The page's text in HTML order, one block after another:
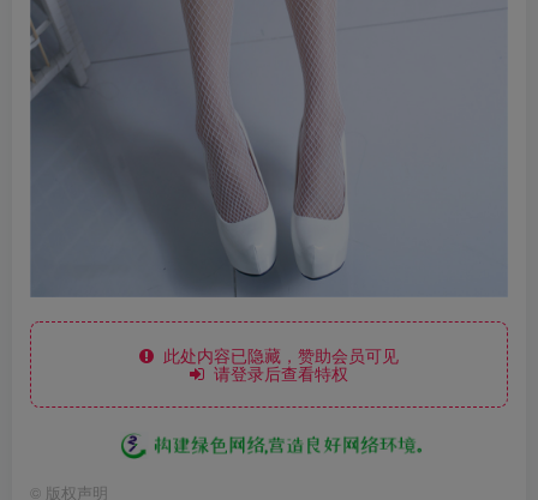
此处内容已隐藏，赞助会员可见
请登录后查看特权
© 版权声明